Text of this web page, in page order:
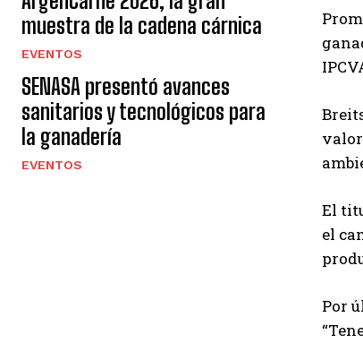
muestra de la cadena cárnica
EVENTOS
SENASA presentó avances
sanitarios y tecnológicos para
la ganadería
EVENTOS
El
el
Por